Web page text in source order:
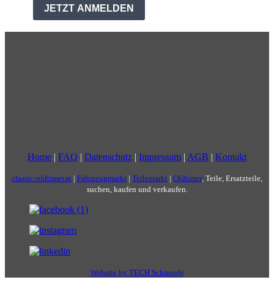
Home | FAQ | Datenschutz | Impressum | AGB | Kontakt
classic-oldtimer.at | Fahrzeugmarkt | Teilemarkt | Oldtimer, Teile, Ersatzteile,
suchen, kaufen und verkaufen.
Website by TECH Schmiede